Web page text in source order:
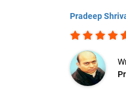
Pradeep